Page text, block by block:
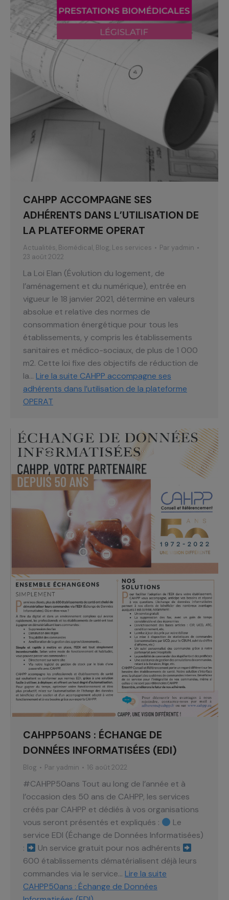
CAHPP ACCOMPAGNE SES
ADHÉRENTS DANS L’UTILISATION DE
LA PLATEFORME OPERAT
Actualités, Biomédical, Blog, Les services Par yadmin
23 août 2022
La Loi Elan (Évolution du logement, de
l’aménagement et du numérique), entrée en
vigueur le 18 janvier 2021, détermine en valeurs
absolue et relative des normes de
consommation énergétique pour tous les
établissements, y compris les établissements
sanitaires et médico-sociaux, de plus de 1 000
m2. Cette loi fixe des objectifs de réduction de
la… Lire la suite CAHPP accompagne ses
adhérents dans l’utilisation de la plateforme
OPERAT
CAHPP50ANS : ÉCHANGE DE
DONNÉES INFORMATISÉES (EDI)
Blog Par yadmin 16 août 2022
#CAHPP50ans Tout au long de l’année et à
l’occasion des 50 ans de CAHPP, les services
créés par CAHPP et dédiés à vos organisations
vous seront présentés et expliqués :
Le
service EDI (Échange de Données Informatisées)
:
Un service gratuit pour nos adhérents
600 établissements dématérialisent déjà leurs
commandes via le service… Lire la suite
CAHPP50ans : Échange de Données